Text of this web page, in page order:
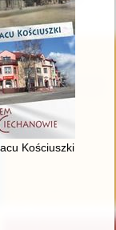
Kościuszki